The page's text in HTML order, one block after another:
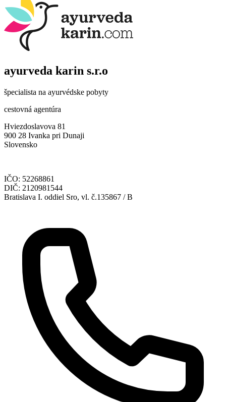
ayurveda karin s.r.o
špecialista na ayurvédske pobyty
cestovná agentúra
Hviezdoslavova 81
900 28 Ivanka pri Dunaji
Slovensko
IČO: 52268861
DIČ: 2120981544
Bratislava I. oddiel Sro, vl. č.135867 / B